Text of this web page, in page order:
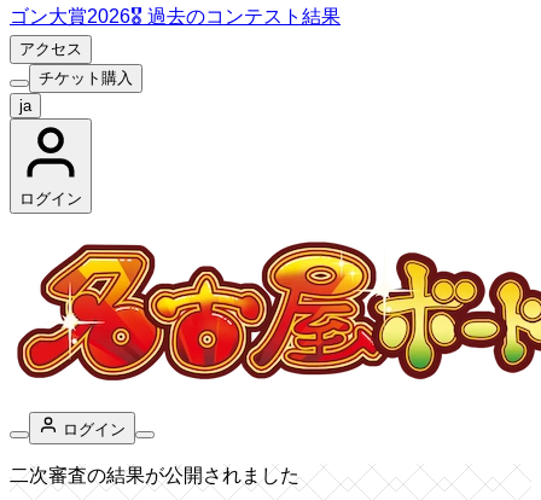
ゴン大賞2026🎖️ 過去のコンテスト結果
アクセス
チケット購入
ja
ログイン
ログイン
二次審査の結果が公開されました